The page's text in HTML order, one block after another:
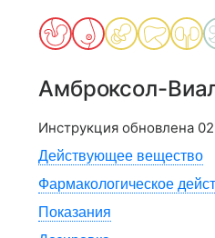
Амброксол-
Инструкция обновлена
Действующее вещество
Фармакологическое
Показания